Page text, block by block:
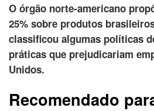
O órgão norte-americano
25% sobre produtos
classificou algumas políticas
práticas que prejudicariam
Unidos.
Recomendado